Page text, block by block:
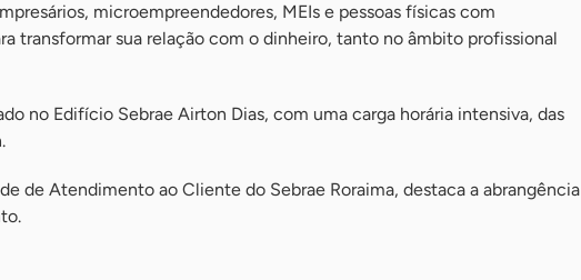
microempreendedores, MEIs e pessoas físicas com
transformar sua relação com o dinheiro, tanto no âmbito profissional
no Edifício Sebrae Airton Dias, com uma carga horária intensiva, das
de Atendimento ao Cliente do Sebrae Roraima, destaca a abrangência